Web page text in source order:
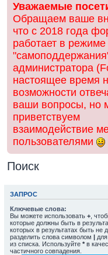
Уважаемые
Обращаем ваше
что с 2018 года
работает в режиме
администратора
настоящее время
возможности
ваши вопросы, но
приветствуем
взаимодействие
пользователями
Поиск
ЗАПРОС
Ключевые слова:
Вы можете использовать + ,
которые должны быть в
которых в результатах быть не
разделить слова символом |
из списка. Используйте * в
частичного совпадения.